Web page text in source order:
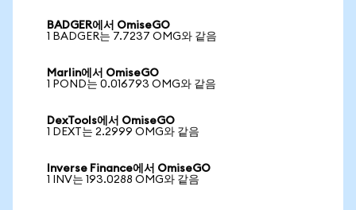
BADGER에서 OmiseGO
1 BADGER는 7.7237 OMG와 같음
Marlin에서 OmiseGO
1 POND는 0.016793 OMG와 같음
DexTools에서 OmiseGO
1 DEXT는 2.2999 OMG와 같음
Inverse Finance에서 OmiseGO
1 INV는 193.0288 OMG와 같음